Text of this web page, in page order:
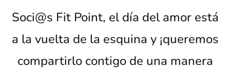
Soci@s Fit Point, el día del amor está
a la vuelta de la esquina y ¡queremos
compartirlo contigo de una manera